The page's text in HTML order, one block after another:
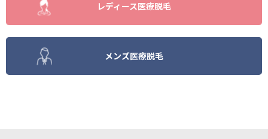
レディース医療脱毛
メンズ医療脱毛